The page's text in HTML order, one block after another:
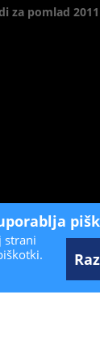
za pomlad 2011
strani